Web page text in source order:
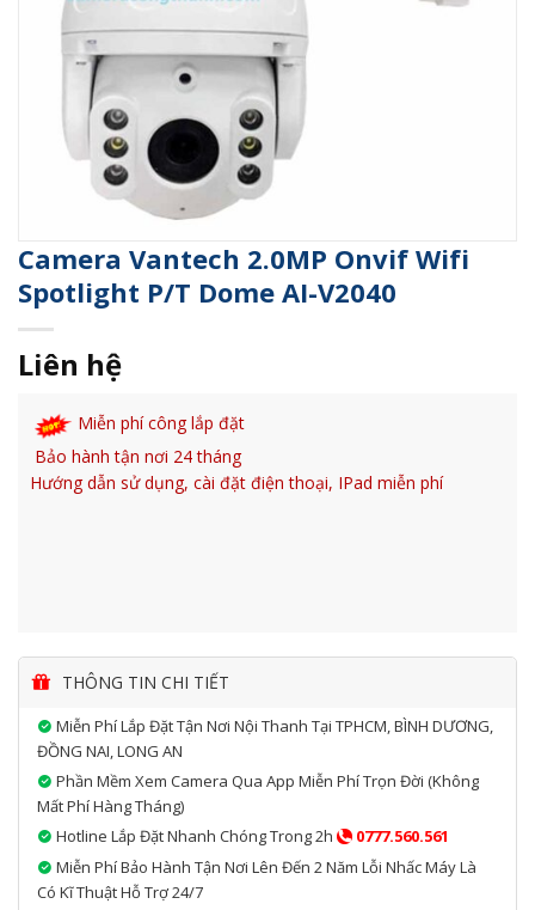
Camera Vantech 2.0MP Onvif Wifi
Spotlight P/T Dome AI-V2040
Liên hệ
Miễn phí công lắp đặt
Bảo hành tận nơi 24 tháng
Hướng dẫn sử dụng, cài đặt điện thoại, IPad miễn phí
THÔNG TIN CHI TIẾT
Miễn Phí Lắp Đặt Tận Nơi Nội Thanh Tại TPHCM, BÌNH DƯƠNG,
ĐỒNG NAI, LONG AN
Phần Mềm Xem Camera Qua App Miễn Phí Trọn Đời (không
Mất Phí Hàng Tháng)
Hotline Lắp Đặt Nhanh Chóng Trong 2h
0777.560.561
Miễn Phí Bảo Hành Tận Nơi Lên Đến 2 Năm Lỗi Nhấc Máy Là
Có Kĩ Thuật Hỗ Trợ 24/7